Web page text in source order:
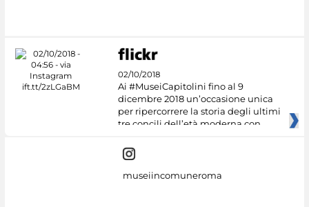
02/10/2018
Ai #MuseiCapitolini fino al 9
dicembre 2018 un’occasione unica
per ripercorrere la storia degli ultimi
tre concili dell’età moderna con
museiincomuneroma